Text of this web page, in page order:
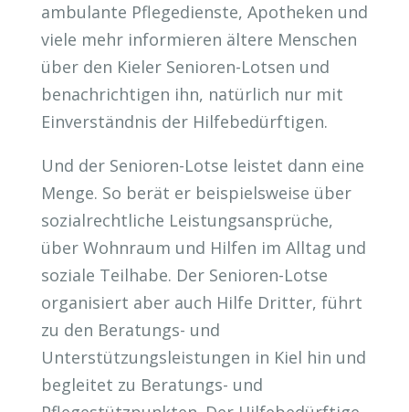
ambulante Pflegedienste, Apotheken und
viele mehr informieren ältere Menschen
über den Kieler Senioren-Lotsen und
benachrichtigen ihn, natürlich nur mit
Einverständnis der Hilfebedürftigen.
Und der Senioren-Lotse leistet dann eine
Menge. So berät er beispielsweise über
sozialrechtliche Leistungsansprüche,
über Wohnraum und Hilfen im Alltag und
soziale Teilhabe. Der Senioren-Lotse
organisiert aber auch Hilfe Dritter, führt
zu den Beratungs- und
Unterstützungsleistungen in Kiel hin und
begleitet zu Beratungs- und